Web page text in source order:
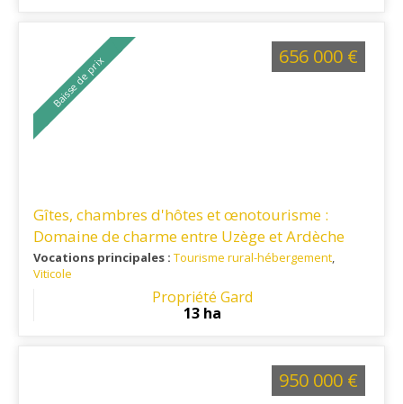
Baisse de prix
Gîtes, chambres d'hôtes et œnotourisme :
Domaine de charme entre Uzège et Ardèche
méridionale
Vocations principales : Tourisme rural-hébergement,
Viticole
: Vallée de la Cèze
Propriété Gard
13 ha
656 000 €
950 000 €